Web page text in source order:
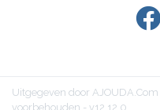
Uitgegeven door
voorbehouden - v12.12.0